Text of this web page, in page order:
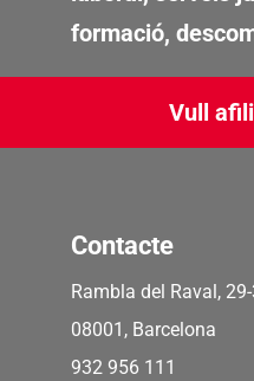
formació,
Vull
Contacte
Rambla del Raval,
08001, Barcelona
932 956 111